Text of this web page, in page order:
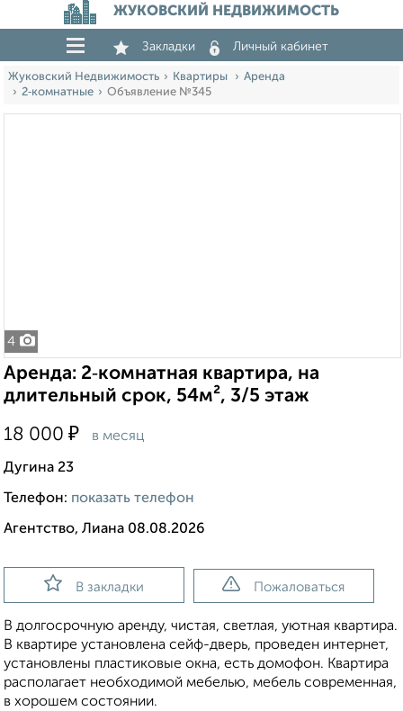
ЖУКОВСКИЙ НЕДВИЖИМОСТЬ
Закладки Личный кабинет
Жуковский Недвижимость Квартиры
Аренда
2‑комнатные
Объявление №345
4
Аренда: 2‑комнатная квартира, на
длительный срок, 54м², 3/5 этаж
18 000 ₽ в месяц
Дугина 23
Телефон: показать телефон
Агентство, Лиана 08.08.2026
В закладки Пожаловаться
В долгосрочную аренду, чистая, светлая, уютная квартира.
В квартире установлена сейф-дверь, проведен интернет,
установлены пластиковые окна, есть домофон. Квартира
располагает необходимой мебелью, мебель современная,
в хорошем состоянии.